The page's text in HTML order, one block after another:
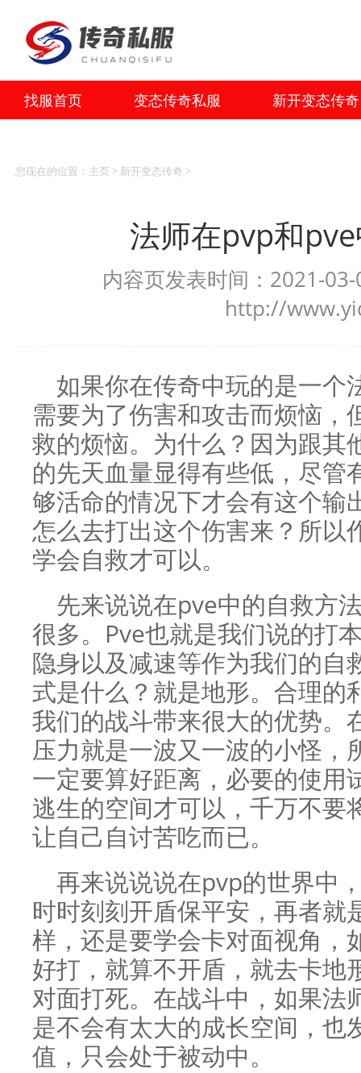
找服首页 变态传奇私服 新开变态传奇
您现在的位置： 主页 > 新开变态传奇 >
法师在pvp和
内容页发表时间：2021-
http://
如果你在传奇中玩的是一个
需要为了伤害和攻击而烦恼，
救的烦恼。为什么？因为跟其
的先天血量显得有些低，尽管
够活命的情况下才会有这个输
怎么去打出这个伤害来？所以
学会自救才可以。
先来说说在pve中的自救方
很多。Pve也就是我们说的打
隐身以及减速等作为我们的自
式是什么？就是地形。合理的
我们的战斗带来很大的优势。
压力就是一波又一波的小怪，
一定要算好距离，必要的使用
逃生的空间才可以，千万不要
让自己自讨苦吃而已。
再来说说说在pvp的世界中
时时刻刻开盾保平安，再者就
样，还是要学会卡对面视角，
好打，就算不开盾，就去卡地
对面打死。在战斗中，如果法
是不会有太大的成长空间，也
值，只会处于被动中。